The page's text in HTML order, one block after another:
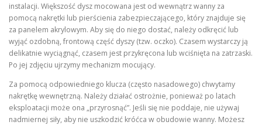
instalacji. Większość dysz mocowana jest od wewnątrz wanny za
pomocą nakrętki lub pierścienia zabezpieczającego, który znajduje się
za panelem akrylowym. Aby się do niego dostać, należy odkręcić lub
wyjąć ozdobną, frontową część dyszy (tzw. oczko). Czasem wystarczy ją
delikatnie wyciągnąć, czasem jest przykręcona lub wciśnięta na zatrzaski.
Po jej zdjęciu ujrzymy mechanizm mocujący.
Za pomocą odpowiedniego klucza (często nasadowego) chwytamy
nakrętkę wewnętrzną. Należy działać ostrożnie, ponieważ po latach
eksploatacji może ona „przyrosnąć”. Jeśli się nie poddaje, nie używaj
nadmiernej siły, aby nie uszkodzić króćca w obudowie wanny. Możesz